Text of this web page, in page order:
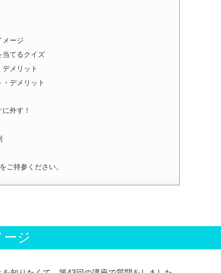
メージ
当てるクイズ
デメリット
・デメリット
外す！
ご持参ください。
ジ